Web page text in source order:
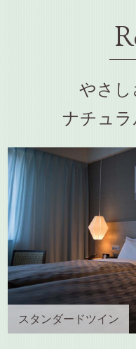
やさし
ナチュラ
スタンダードツイン